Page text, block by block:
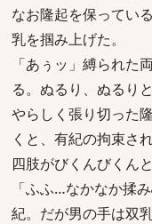
なお隆起を保ってい
乳を掴み上げた。
「あぅッ」縛られた
る。ぬるり、ぬるり
やらしく張り切った
くと、有紀の拘束さ
四肢がびくんびくんと
「ふふ…なかなか揉
紀。だが男の手は双